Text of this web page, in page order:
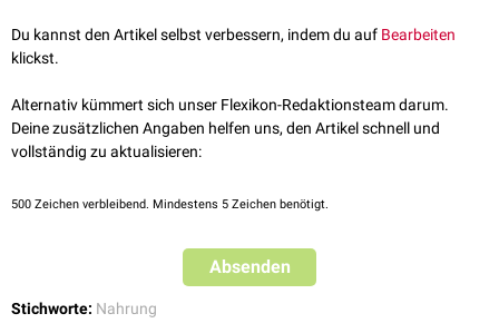
von
Glukose ,Lipiden und Aminosäuren
steigen im Bluplasma während
dieser Phase an.
werden im Körper zwischengespeichert - z.B. in der Leber und im Muskel
in Form vonGlykogenoder in Form vonTriglyceriden imFettgewebe
DasHerzund dasZNSnutzen in der Resorptionsphase vorwiegend
Du kannst den Artikel selbst verbessern, indem du auf Bearbeiten
klickst.
Alternativ kümmert sich unser Flexikon-Redaktionsteam darum.
Deine zusätzlichen Angaben helfen uns, den Artikel schnell und
vollständig zu aktualisieren:
500 Zeichen verbleibend. Mindestens 5 Zeichen benötigt.
Absenden
Stichworte: Nahrung